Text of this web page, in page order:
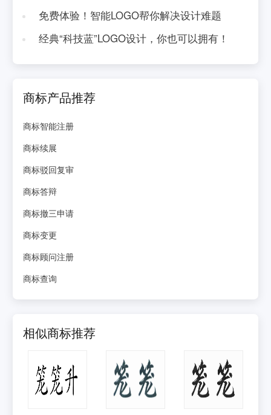
免费体验！智能LOGO帮你解决设计难题
经典“科技蓝”LOGO设计，你也可以拥有！
商标产品推荐
商标智能注册
商标续展
商标驳回复审
商标答辩
商标撤三申请
商标变更
商标顾问注册
商标查询
相似商标推荐